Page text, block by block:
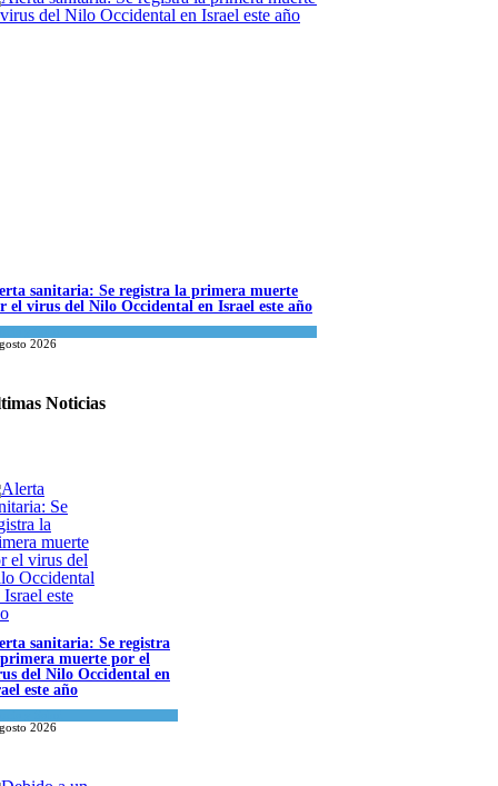
sanitaria: Se registra la primera muerte
el virus del Nilo Occidental en Israel este año
2026
a un fallo del Tribunal Supremo: los
rabínicos se enfrentan a un cierre a
del domingo
Noticias
sanitaria: Se registra
muerte por el
del Nilo Occidental en
este año
2026